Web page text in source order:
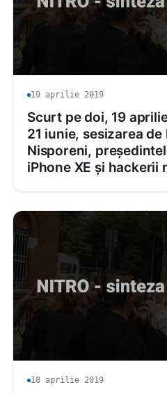
19 aprilie 2019
Scurt pe doi, 19
21 iunie, sesizarea
Nisporeni,
iPhone XE și hackerii
18 aprilie 2019